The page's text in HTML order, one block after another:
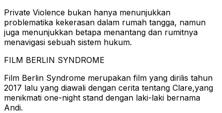
Private Violence bukan hanya menunjukkan
problematika kekerasan dalam rumah tangga, namun
juga menunjukkan betapa menantang dan rumitnya
menavigasi sebuah sistem hukum.
FILM BERLIN SYNDROME
Film Berlin Syndrome merupakan film yang dirilis tahun
2017 lalu yang diawali dengan cerita tentang Clare,yang
menikmati one-night stand dengan laki-laki bernama
Andi.